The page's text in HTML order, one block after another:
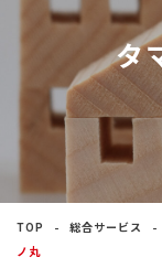
注文住宅
戸建分譲 住宅
リフォーム
タ
TOP 総合サービス
ノ丸